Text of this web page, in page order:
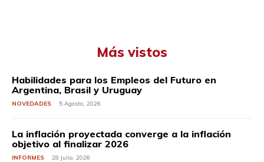
Más vistos
Habilidades para los Empleos del Futuro en
Argentina, Brasil y Uruguay
NOVEDADES 5 Agosto, 2026
La inflación proyectada converge a la inflación
objetivo al finalizar 2026
INFORMES 28 Julio, 2026